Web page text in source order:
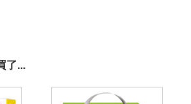
了...